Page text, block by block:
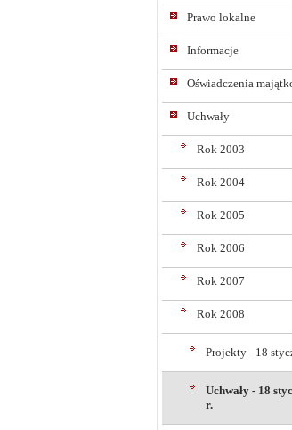
Prawo lokalne
Informacje
Oświadczenia
Uchwały
Rok 2003
Rok 2004
Rok 2005
Rok 2006
Rok 2007
Rok 2008
Projekty - 18
Uchwały - 18
r.